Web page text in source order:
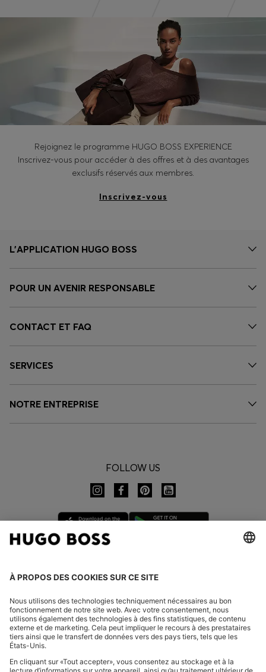
Rejoignez le programme HUGO BOSS EXPERIENCE
Inscrivez-vous pour accéder à des offres et à des avantages
exclusifs réservés aux membres.
Inscrivez-vous
L’APPLICATION HUGO BOSS
POUR UN AVENIR RESPONSABLE
CONTACT ET FAQ
SERVICES
NOTRE ENTREPRISE
FOLLOW US
Déclaration relative à l'accessibilité